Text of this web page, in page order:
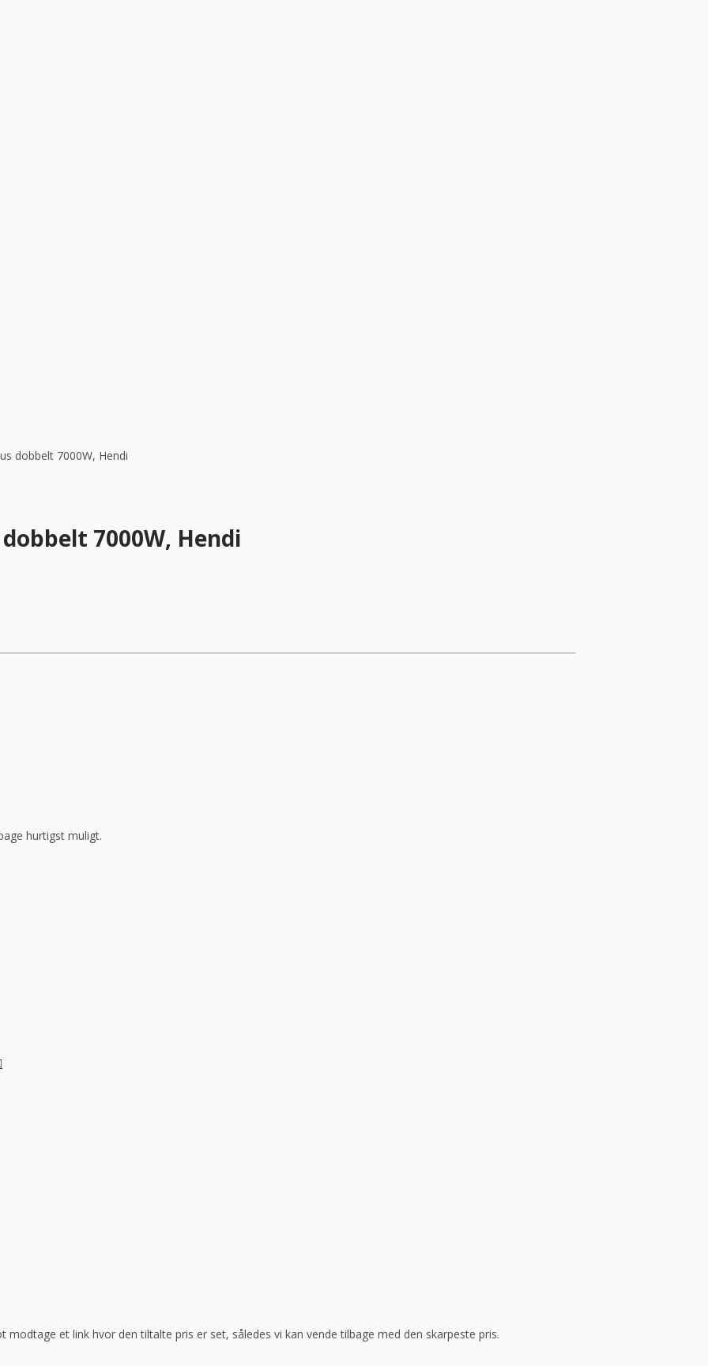
dobbelt 7000W, Hendi
7000W, Hendi
hurtigst muligt.
et link hvor den tiltalte pris er set, således vi kan vende tilbage med den skarpeste pris.